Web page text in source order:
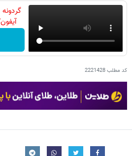
آیفون17 برنده شو 😍🔥
کد مطلب2221428